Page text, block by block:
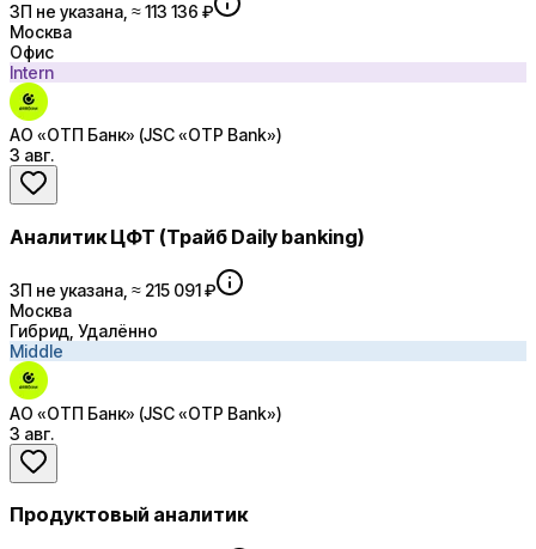
ЗП не указана, ≈ 113 136 ₽
Москва
Офис
Intern
АО «ОТП Банк» (JSC «OTP Bank»)
3 авг.
Аналитик ЦФТ (Трайб Daily banking)
ЗП не указана, ≈ 215 091 ₽
Москва
Гибрид, Удалённо
Middle
АО «ОТП Банк» (JSC «OTP Bank»)
3 авг.
Продуктовый аналитик